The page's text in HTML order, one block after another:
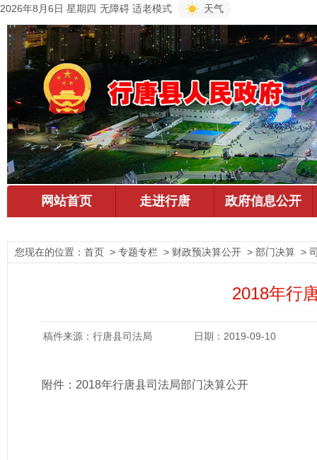
2026年8月6日 星期四 无障碍 适老模式 天气
您现在的位置： 首页 > 专题专栏 > 财政预决算公开 > 部门决算 >
2018年行
稿件来源：行唐县司法局 日期：2019-09-10
附件： 2018年行唐县司法局部门决算公开